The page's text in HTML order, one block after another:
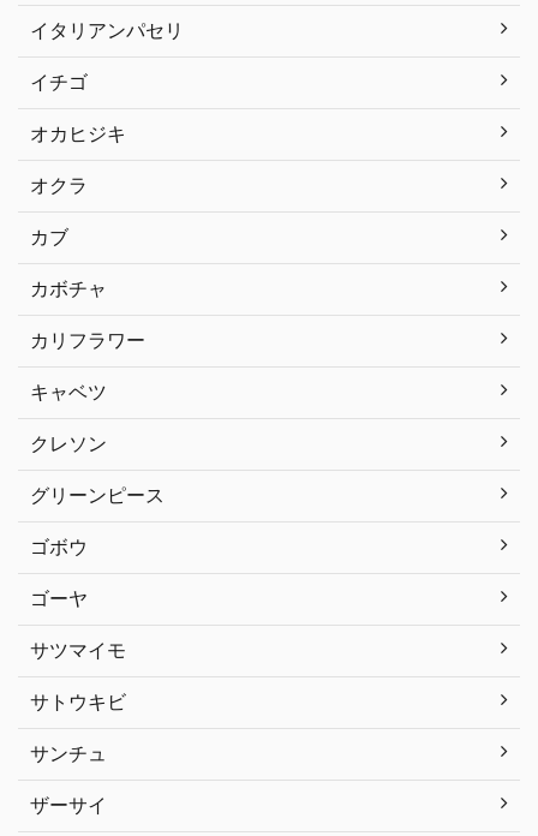
イタリアンパセリ
イチゴ
オカヒジキ
オクラ
カブ
カボチャ
カリフラワー
キャベツ
クレソン
グリーンピース
ゴボウ
ゴーヤ
サツマイモ
サトウキビ
サンチュ
ザーサイ